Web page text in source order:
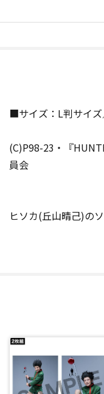
■サイズ：L判サイ
(C)P98-23・『
員会
ヒソカ(丘山晴己)の